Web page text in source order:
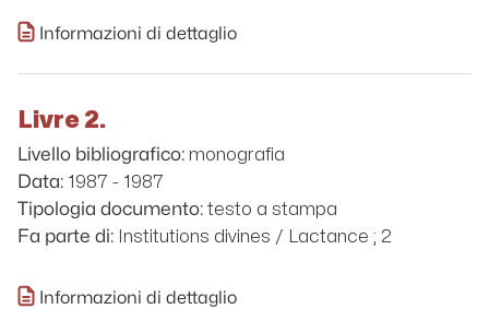
Informazioni di dettaglio
Livre 2.
Livello bibliografico: monografia
Data: 1987 - 1987
Tipologia documento: testo a stampa
Fa parte di: Institutions divines / Lactance ; 2
Informazioni di dettaglio